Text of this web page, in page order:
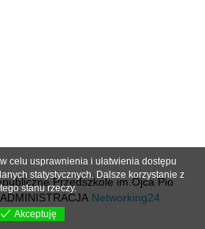
Przedszkole im.Ojca Pio
Networking24
celu usprawnienia i ułatwienia dostępu
statystycznych. Dalsze korzystanie z
stanu rzeczy.
Akceptuję